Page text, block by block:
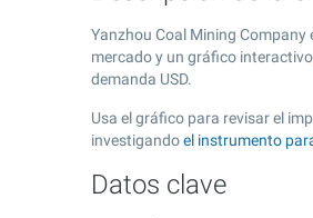
Yanzhou Coal Mining Company
mercado y un gráfico
demanda USD.
Usa el gráfico para revisar el
investigandoel instrumento
Datos clave